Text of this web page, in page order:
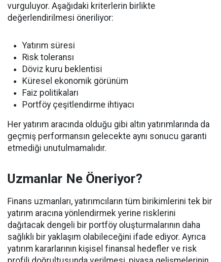
vurguluyor. Aşağıdaki kriterlerin birlikte
değerlendirilmesi öneriliyor:
Yatırım süresi
Risk toleransı
Döviz kuru beklentisi
Küresel ekonomik görünüm
Faiz politikaları
Portföy çeşitlendirme ihtiyacı
Her yatırım aracında olduğu gibi altın yatırımlarında da
geçmiş performansın gelecekte aynı sonucu garanti
etmediği unutulmamalıdır.
Uzmanlar Ne Öneriyor?
Finans uzmanları, yatırımcıların tüm birikimlerini tek bir
yatırım aracına yönlendirmek yerine risklerini
dağıtacak dengeli bir portföy oluşturmalarının daha
sağlıklı bir yaklaşım olabileceğini ifade ediyor. Ayrıca
yatırım kararlarının kişisel finansal hedefler ve risk